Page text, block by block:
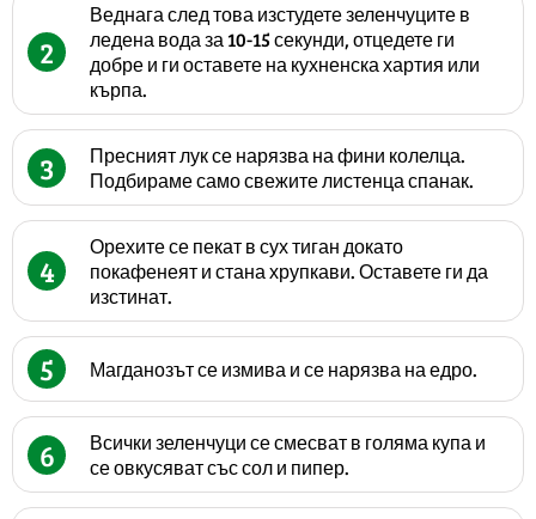
2
Веднага след това изстудете зеленчуците в
ледена вода за 10-15 секунди, отцедете ги
добре и ги оставете на кухненска хартия или
кърпа.
3
Пресният лук се нарязва на фини колелца.
Подбираме само свежите листенца спанак.
4
Орехите се пекат в сух тиган докато
покафенеят и стана хрупкави. Оставете ги да
изстинат.
5 Магданозът се измива и се нарязва на едро.
6
Всички зеленчуци се смесват в голяма купа и
се овкусяват със сол и пипер.